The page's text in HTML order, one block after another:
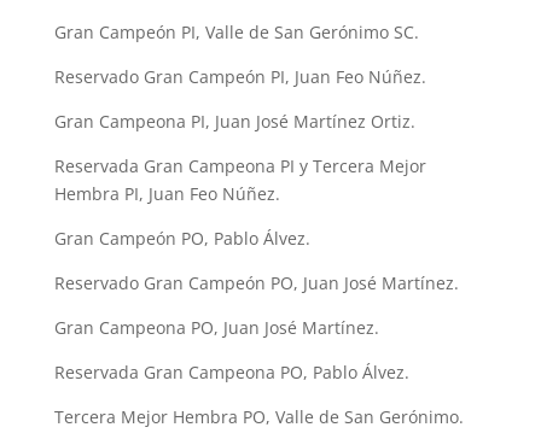
Gran Campeón PI, Valle de San Gerónimo SC.
Reservado Gran Campeón PI, Juan Feo Núñez.
Gran Campeona PI, Juan José Martínez Ortiz.
Reservada Gran Campeona PI y Tercera Mejor
Hembra PI, Juan Feo Núñez.
Gran Campeón PO, Pablo Álvez.
Reservado Gran Campeón PO, Juan José Martínez.
Gran Campeona PO, Juan José Martínez.
Reservada Gran Campeona PO, Pablo Álvez.
Tercera Mejor Hembra PO, Valle de San Gerónimo.